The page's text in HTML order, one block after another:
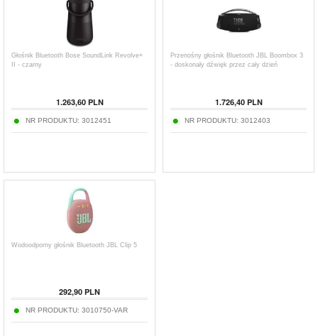
Głośnik Bluetooth Bose SoundLink Revolve+
II - czarny
1.263,60PLN
NR PRODUKTU: 3012451
Przenośny głośnik Bluetooth JBL Boombox 3
- doskonały dźwięk przez cały dzień
1.726,40PLN
NR PRODUKTU: 3012403
Wodoodporny głośnik Bluetooth JBL Clip 5
292,90 PLN
NR PRODUKTU: 3010750-VAR